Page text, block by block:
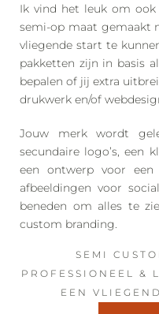
Ik vind het leuk om
semi-op maat gemaakt
vliegende start te
pakketten zijn in basis
bepalen of jij extra
drukwerk en/of
Jouw merk wordt
secundaire logo’s, een
een ontwerp voor een
afbeeldingen voor
beneden om alles te
custom branding.
SEMI
PROFESSIONEEL &
EEN